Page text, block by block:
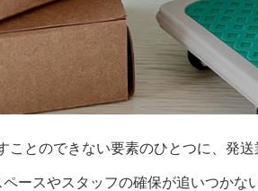
ことのできない要素のひとつに、発
ースやスタッフの確保が追いつかな